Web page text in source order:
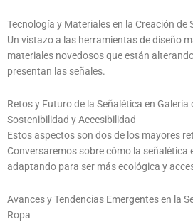
Tecnología y Materiales en la Creación de
Un vistazo a las herramientas de diseño
materiales novedosos que están
presentan las señales.
Retos y Futuro de la Señalética en Galeria
Sostenibilidad y Accesibilidad
Estos aspectos son dos de los mayores
Conversaremos sobre cómo la señalética
adaptando para ser más ecológica y
Avances y Tendencias Emergentes en la
Ropa